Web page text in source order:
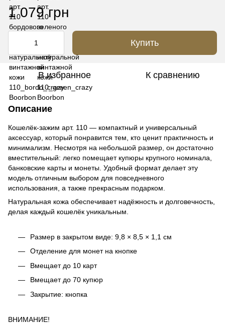
1 079 грн
Купить
В избранное К сравнению
Описание
Кошелёк-зажим арт. 110 — компактный и универсальный
аксессуар, который понравится тем, кто ценит практичность и
минимализм. Несмотря на небольшой размер, он достаточно
вместительный: легко помещает купюры крупного номинала,
банковские карты и монеты. Удобный формат делает эту
модель отличным выбором для повседневного
использования, а также прекрасным подарком.
Натуральная кожа обеспечивает надёжность и долговечность,
делая каждый кошелёк уникальным.
Размер в закрытом виде: 9,8 × 8,5 × 1,1 см
Отделение для монет на кнопке
Вмещает до 10 карт
Вмещает до 70 купюр
Закрытие: кнопка
ВНИМАНИЕ!